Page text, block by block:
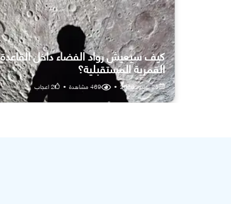
كيف سيعيش رواد الفضاء داخل القاعدة
القمرية المستقبلية؟
25 يوليو، 2026 •
469مشاهدة •
2اعجاب